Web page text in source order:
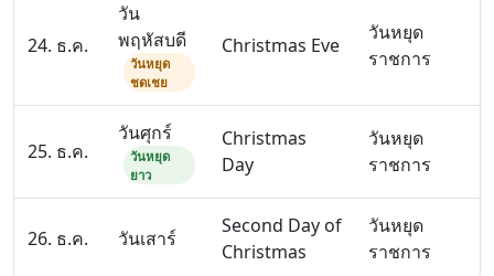
24. ธ.ค.
วัน
พฤหัสบดี
วันหยุด
ชดเชย
Christmas Eve
วันหยุด
ราชการ
25. ธ.ค.
วันศุกร์
วันหยุด
ยาว
Christmas
Day
วันหยุด
ราชการ
26. ธ.ค. วันเสาร์
Second Day of
Christmas
วันหยุด
ราชการ